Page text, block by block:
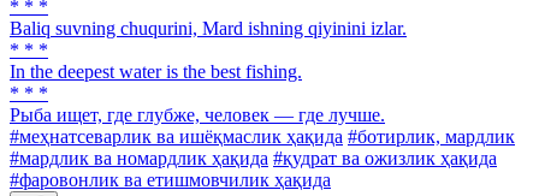
* * *
Baliq suvning chuqurini, Mard ishning qiyinini izlar.
* * *
In the deepest water is the best fishing.
* * *
Рыба ищет, где глубже, человек — где лучше.
#меҳнатсеварлик ва ишёқмаслик ҳақида #ботирлик, мардлик
#мардлик ва номардлик ҳақида #қудрат ва ожизлик ҳақида
#фаровонлик ва етишмовчилик ҳақида